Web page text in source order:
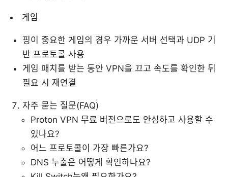
게임
핑이 중요한 게임의 경우 가까운 서버 선택과 UDP 기
반 프로토콜 사용
게임 패치를 받는 동안 VPN을 끄고 속도를 확인한 뒤
필요 시 재연결
자주 묻는 질문(FAQ)
Proton VPN 무료 버전으로도 안심하고 사용할 수
있나요?
어느 프로토콜이 가장 빠른가요?
DNS 누출은 어떻게 확인하나요?